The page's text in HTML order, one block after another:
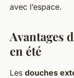
avec l’espace.
Avantages
en été
Les douches